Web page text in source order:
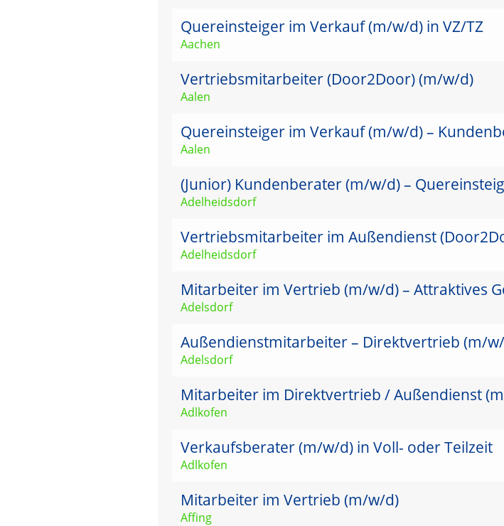
Quereinsteiger im Verkauf (m/w/d) in VZ/TZ
Aachen
Vertriebsmitarbeiter (Door2Door) (m/w/d)
Aalen
Quereinsteiger im Verkauf (m/w/d) –
Aalen
(Junior) Kundenberater (m/w/d) –
Adelheidsdorf
Vertriebsmitarbeiter im Außendienst
Adelheidsdorf
Mitarbeiter im Vertrieb (m/w/d) – Attraktives
Adelsdorf
Außendienstmitarbeiter – Direktvertrieb (m/
Adelsdorf
Mitarbeiter im Direktvertrieb / Außendienst
Adlkofen
Verkaufsberater (m/w/d) in Voll- oder Teilzeit
Adlkofen
Mitarbeiter im Vertrieb (m/w/d)
Affing